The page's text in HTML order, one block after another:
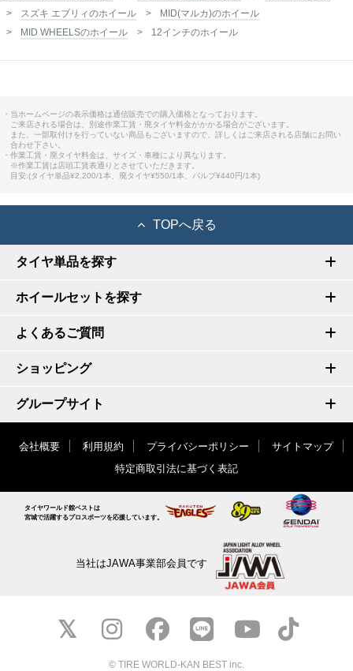
スズキ エブリィのホイール
MID(マルカ)のホイール
MID WHEELSのホイール
12インチのホイール
・当ホームページの表示価格は通信販売での購入価格となっております。
ご来店される場合は、別途作業工賃・廃タイヤ料金がかかる場合がございます。
また、一部取付けを行っていない商品もございますので、詳しくはご来店される店舗にお問い
合わせ下さい。
・作業工賃・廃タイヤ料金は、サイズ・車種により異なります。
※作業工賃は店頭工賃表通りとさせていただきます。
目安:(タイヤ単品¥2,200/1本、廃タイヤ¥550/1本、バルブ¥440円/1本)
TOPへ戻る
タイヤ単品を探す
ホイールセットを探す
よくあるご質問
ショッピング
グループサイト
会社概要 利用規約 プライバシーポリシー
サイトマップ
特定商取引法に基づく表記
タイヤワールド館ベストは
宮城で活躍するプロスポーツを応援しています。
当社はJAWA事業部会員です
© TIRE WORLD-KAN BEST inc.